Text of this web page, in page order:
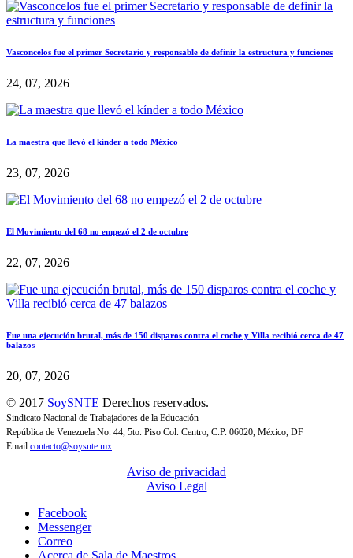
Vasconcelos fue el primer Secretario y responsable de definir la estructura y funciones
24, 07, 2026
La maestra que llevó el kínder a todo México
23, 07, 2026
El Movimiento del 68 no empezó el 2 de octubre
22, 07, 2026
Fue una ejecución brutal, más de 150 disparos contra el coche y Villa recibió cerca de 47
balazos
20, 07, 2026
© 2017 SoySNTE Derechos reservados.
Sindicato Nacional de Trabajadores de la Educación
República de Venezuela No. 44, 5to. Piso Col. Centro, C.P. 06020, México, DF
Email:contacto@soysnte.mx
Aviso de privacidad
Aviso Legal
Facebook
Messenger
Correo
Acerca de Sala de Maestros